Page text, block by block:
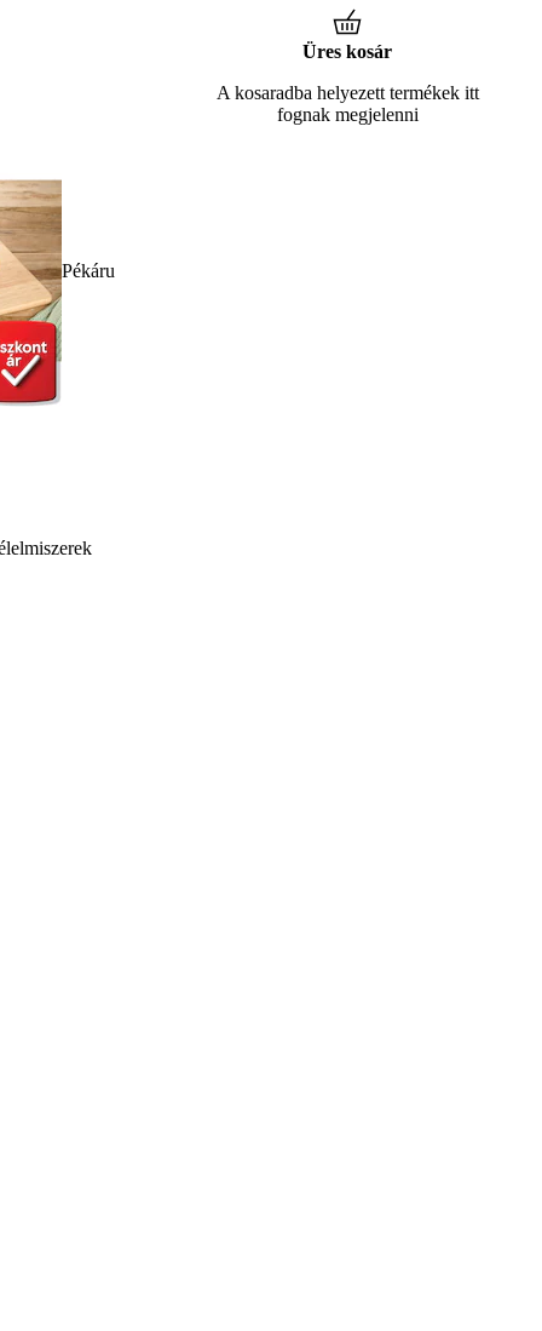
Pékáru
Üres kosár
A kosaradba helyezett termékek itt
fognak megjelenni